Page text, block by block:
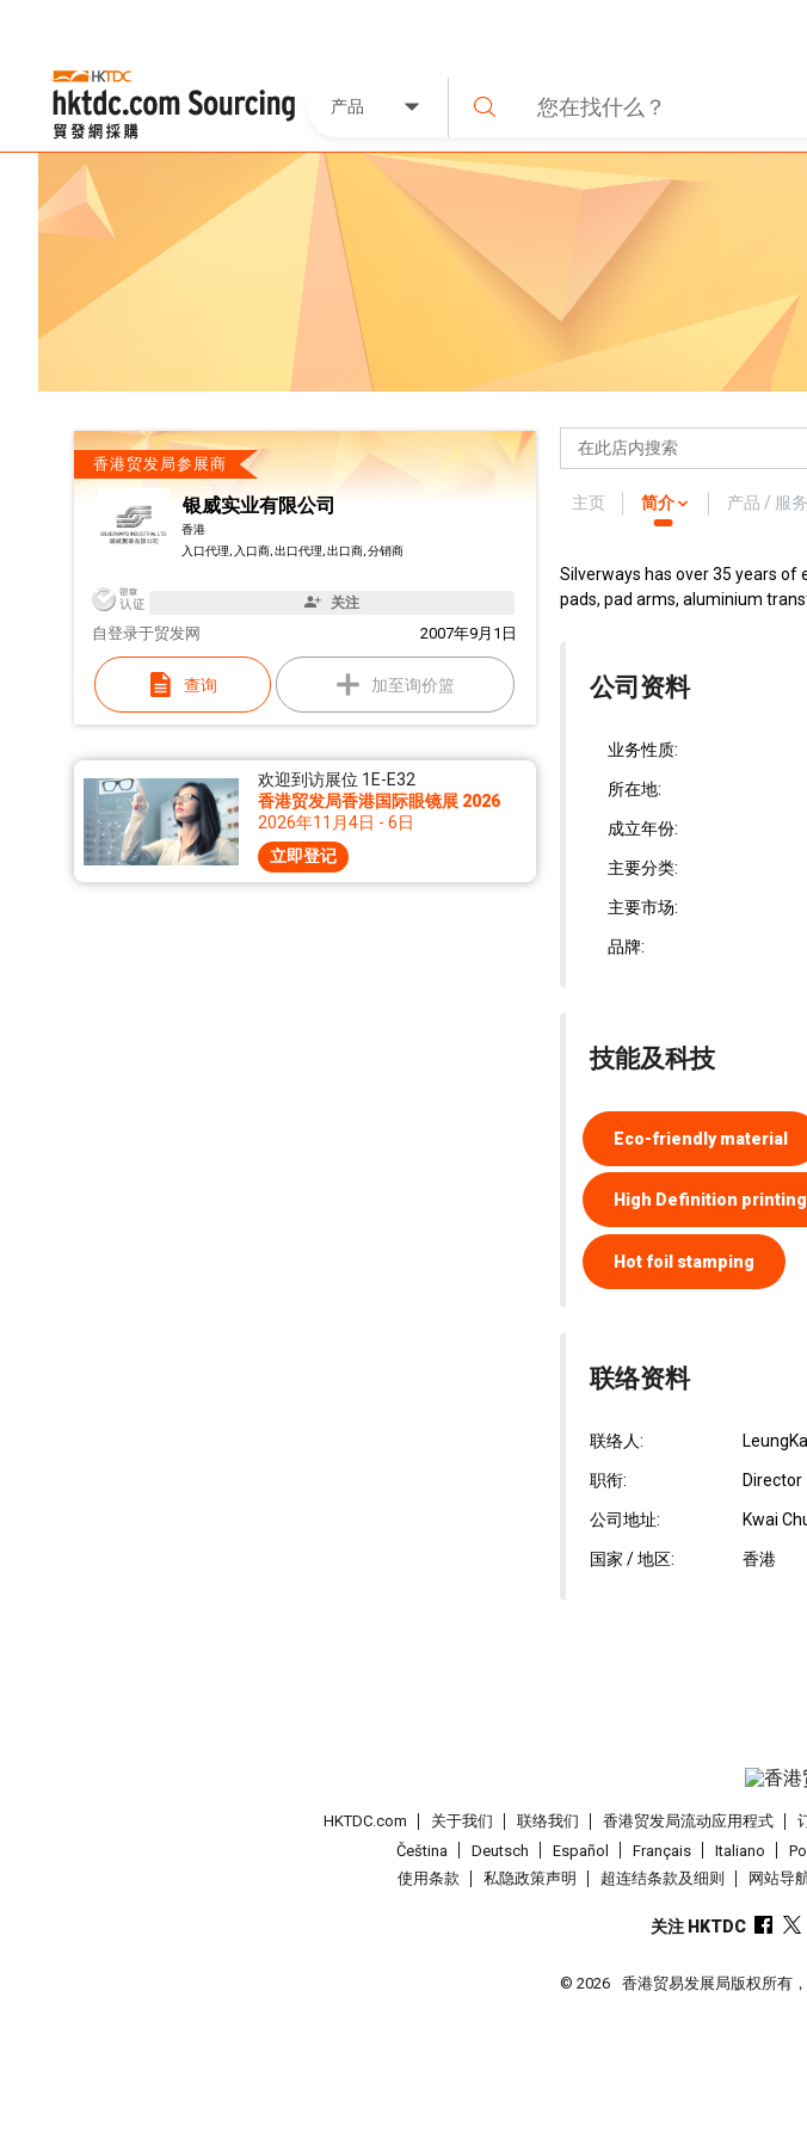
产品
香港贸发局参展商
银威实业有限公司
香港
入口代理, 入口商, 出口代理, 出口商, 分销商
关注
自 2007年9月1日
登录于贸发网
查询 加至询价篮
欢迎到访展位 1E-E32
香港贸发局香港国际眼镜展 2026
2026年11月4日 - 6日
立即登记
主页 简介 产品 / 服务
Silverways has over 35 years of
pads, pad arms, aluminium
公司资料
业务性质:
所在地:
成立年份:
主要分类:
主要市场:
品牌:
技能及科技
Eco-friendly material
High Definition printing
Hot foil stamping
联络资料
联络人:
职衔: Director
公司地址: Kwai
国家 / 地区: 香港
HKTDC.com 关于我们 联络我们 香港贸发局流动应用程式
Čeština
Deutsch Español Français Italiano
使用条款
私隐政策声明 超连结条款及细则 网站导
关注 HKTDC
© 2026 香港贸易发展局版权所有